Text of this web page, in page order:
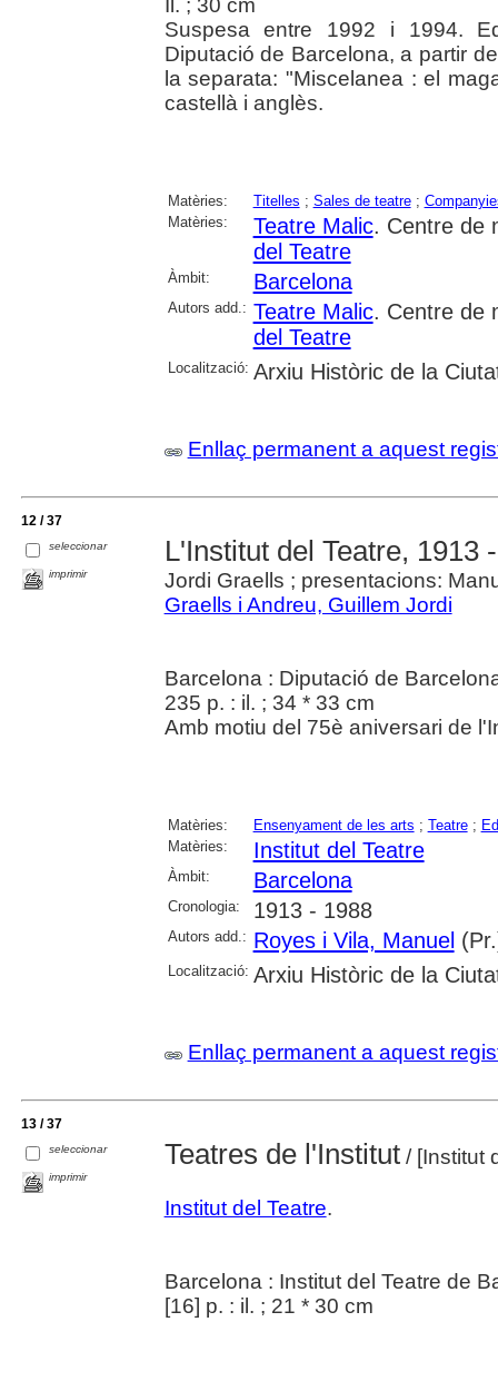
Il. ; 30 cm
Suspesa entre 1992 i 1994.
Diputació de Barcelona, a partir
la separata: "Miscelanea : el
castellà i anglès.
Matèries: Titelles ; Sales de teatre;
Matèries:
Teatre Malic. Centre de
del Teatre
Àmbit: Barcelona
Autors add.: Teatre Malic. Centre de
del Teatre
Localització: Arxiu Històric de la
Enllaç permanent a aquest
12 / 37
seleccionar
imprimir
L'Institut del Teatre, 1913
Jordi Graells ; presentacions:
Graells i Andreu, Guillem Jordi
Barcelona : Diputació de
235 p. : il. ; 34 * 33 cm
Amb motiu del 75è aniversari de
Matèries: Ensenyament de les arts ; Teatre;
Matèries:
Institut del Teatre
Àmbit: Barcelona
Cronologia: 1913 - 1988
Autors add.: Royes i Vila, Manuel
Localització: Arxiu Històric de la
Enllaç permanent a aquest
13 / 37
seleccionar
imprimir
Teatres de l'Institut/ [Institut
Institut del Teatre.
Barcelona : Institut del Teatre de
[16] p. : il. ; 21 * 30 cm